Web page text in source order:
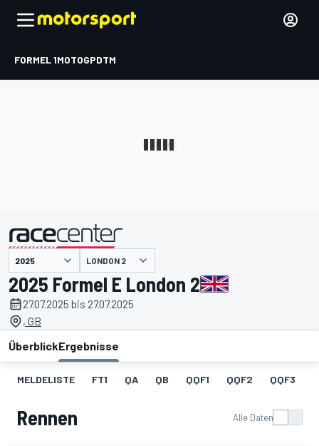
FORMEL 1MOTOGPDTM
LONDON 2
2025 Formel E London 2
27.07.2025 bis 27.07.2025
, GB
ÜberblickErgebnisse
MELDELISTE FT1 QA QB QQF1 QQF2 QQF3
Rennen Alle Daten